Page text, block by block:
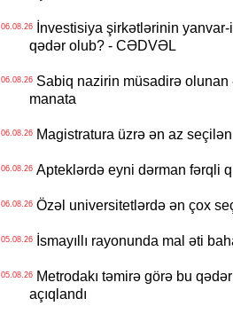
06.08.26İnvestisiya şirkətlərinin yanvar-
qədər olub? - CƏDVƏL
06.08.26Sabiq nazirin müsadirə olunan
manata
06.08.26Magistratura üzrə ən az
06.08.26Apteklərdə eyni dərman fərqli
06.08.26Özəl universitetlərdə ən çox
05.08.26İsmayıllı rayonunda mal əti
05.08.26Metrodakı təmirə görə bu
açıqlandı